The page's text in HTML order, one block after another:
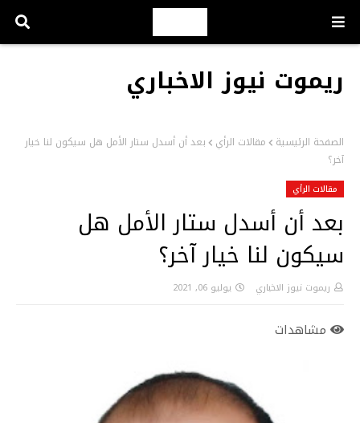
ريموت نيوز الاخباري
الصفحة الرئيسية مقالات الرأي
بعد أن أسدل ستار الأمل هل سيكون لنا خيار
آخر؟
مقالات الرأي
بعد أن أسدل ستار الأمل هل
سيكون لنا خيار آخر؟
ريموت نيوز الاخباري يوليو 06, 2021
مشاهدات